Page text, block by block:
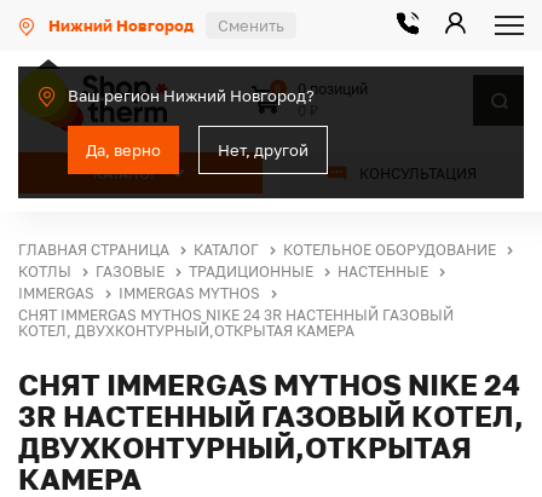
Нижний Новгород Сменить
Ваш регион Нижний Новгород?
Да, верно Нет, другой
КАТАЛОГ КОНСУЛЬТАЦИЯ
0
0 позиций
ГЛАВНАЯ СТРАНИЦА КАТАЛОГ
КОТЕЛЬНОЕ ОБОРУДОВАНИЕ
КОТЛЫ
ГАЗОВЫЕ ТРАДИЦИОННЫЕ
НАСТЕННЫЕ
IMMERGAS
IMMERGAS MYTHOS
СНЯТ IMMERGAS MYTHOS NIKE 24 3R НАСТЕННЫЙ ГАЗОВЫЙ
КОТЕЛ, ДВУХКОНТУРНЫЙ,ОТКРЫТАЯ КАМЕРА
СНЯТ IMMERGAS MYTHOS NIKE 24
3R НАСТЕННЫЙ ГАЗОВЫЙ КОТЕЛ,
ДВУХКОНТУРНЫЙ,ОТКРЫТАЯ
КАМЕРА